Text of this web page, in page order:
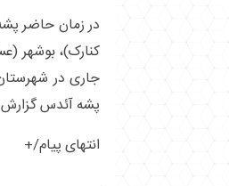
در زمان حاضر
کنارک)، بوشهر
جاری در
پشه آئدس
انتهای پیام/+